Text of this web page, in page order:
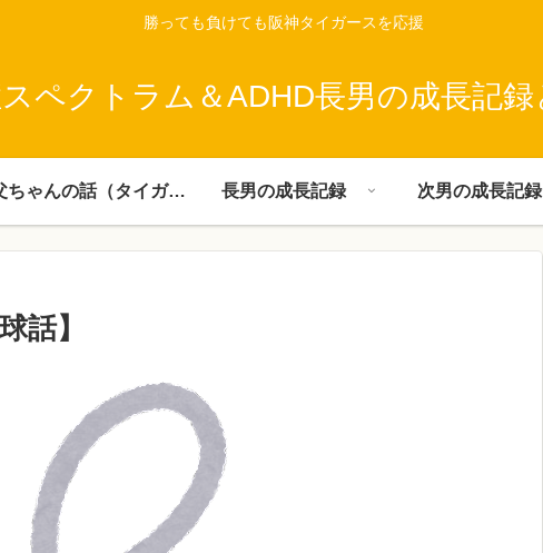
勝っても負けても阪神タイガースを応援
ペクトラム＆ADHD長男の成長記録
父ちゃんの話（タイガース） 長男の成長記録 次男の成長記録
話】